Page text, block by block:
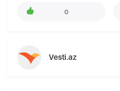
0
Vesti.az